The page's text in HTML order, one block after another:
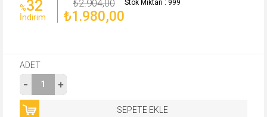
%32
İndirim
₺2.904,00
₺1.980,00
Stok Miktarı : 999
ADET